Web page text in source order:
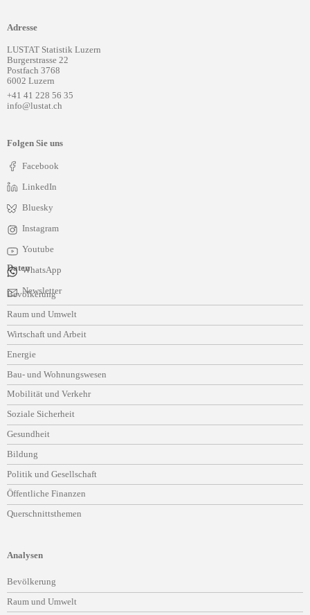
Adresse
LUSTAT Statistik Luzern
Burgerstrasse 22
Postfach 3768
6002 Luzern
+41 41 228 56 35
info@lustat.ch
Folgen Sie uns
Facebook
LinkedIn
Bluesky
Instagram
Youtube
WhatsApp
Newsletter
Daten
Navigation
überspringen
Bevölkerung
Raum und Umwelt
Wirtschaft und Arbeit
Energie
Bau- und Wohnungswesen
Mobilität und Verkehr
Soziale Sicherheit
Gesundheit
Bildung
Politik und Gesellschaft
Öffentliche Finanzen
Querschnittsthemen
Analysen
Navigation
überspringen
Bevölkerung
Raum und Umwelt